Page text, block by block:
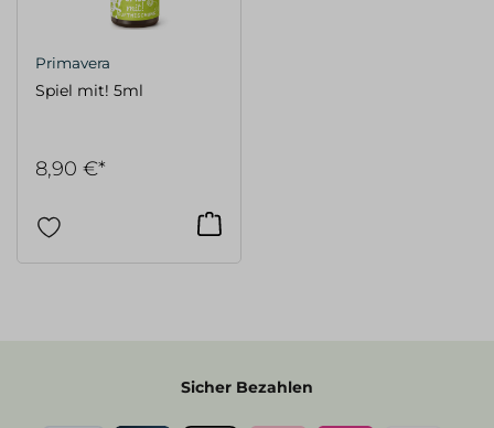
Primavera
Spiel mit! 5ml
8,90 €*
Sicher Bezahlen